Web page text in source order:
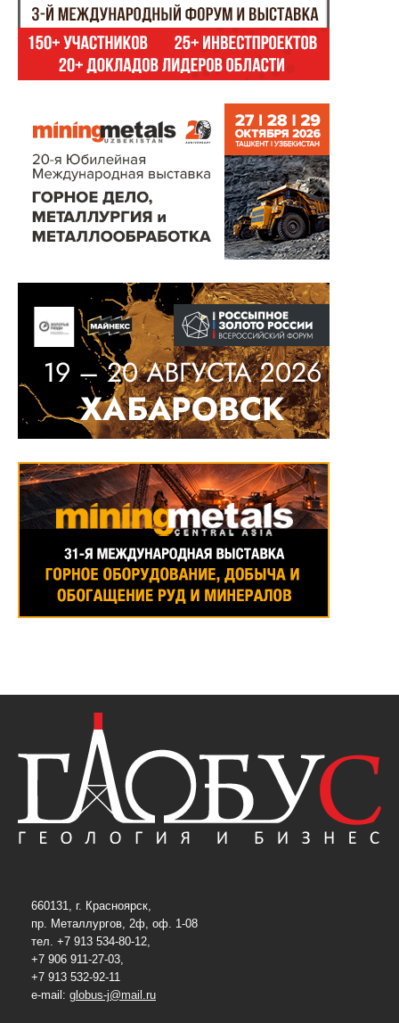
660131, г. Красноярск,
пр. Металлургов, 2ф, оф. 1-08
тел. +7 913 534-80-12,
+7 906 911-27-03,
+7 913 532-92-11
e-mail: globus-j@mail.ru